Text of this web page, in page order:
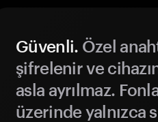
Güvenli. Özel
şifrelenir ve
asla ayrılmaz.
üzerinde yalnızca